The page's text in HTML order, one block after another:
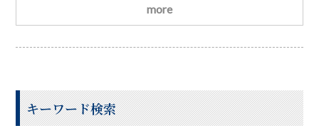
なイメージを持つ方も多いかもしれません。確かに接骨
院や鍼灸院は代表的な就職先ですが、実はそれ以外にも
幅広い分野で活躍できる資格です
治療だけじゃな
役割は、患者さんの症状を改善することだけではありま
せ
more
キーワード検索